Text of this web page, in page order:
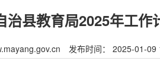
治县教育局2025年工作
发布时间： 2025-01-09